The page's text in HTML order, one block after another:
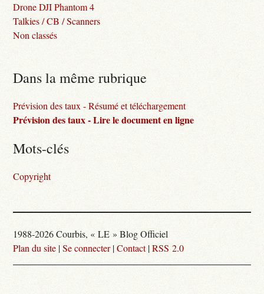
Drone DJI Phantom 4
Talkies / CB / Scanners
Non classés
Dans la même rubrique
Prévision des taux - Résumé et téléchargement
Prévision des taux - Lire le document en ligne
Mots-clés
Copyright
1988-2026 Courbis, « LE » Blog Officiel
Plan du site |Se connecter|Contact|RSS 2.0